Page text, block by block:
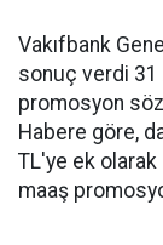
Vakıfbank
sonuç verdi 31
promosyon
Habere göre,
TL'ye ek olarak
maaş